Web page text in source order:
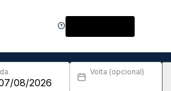
Volta (opcional)